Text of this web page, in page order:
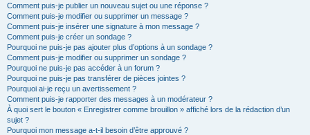
Comment puis-je publier un nouveau sujet ou une réponse ?
Comment puis-je modifier ou supprimer un message ?
Comment puis-je insérer une signature à mon message ?
Comment puis-je créer un sondage ?
Pourquoi ne puis-je pas ajouter plus d’options à un sondage ?
Comment puis-je modifier ou supprimer un sondage ?
Pourquoi ne puis-je pas accéder à un forum ?
Pourquoi ne puis-je pas transférer de pièces jointes ?
Pourquoi ai-je reçu un avertissement ?
Comment puis-je rapporter des messages à un modérateur ?
À quoi sert le bouton « Enregistrer comme brouillon » affiché lors de la rédaction d’un
sujet ?
Pourquoi mon message a-t-il besoin d’être approuvé ?